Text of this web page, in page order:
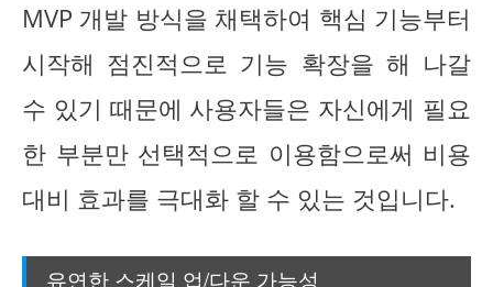
MVP 개발 방식을 채택하여 핵심 기능부터
시작해 점진적으로 기능 확장을 해 나갈
수 있기 때문에 사용자들은 자신에게 필요
한 부분만 선택적으로 이용함으로써 비용
대비 효과를 극대화 할 수 있는 것입니다.
유연한 스케일 업/다운 가능성